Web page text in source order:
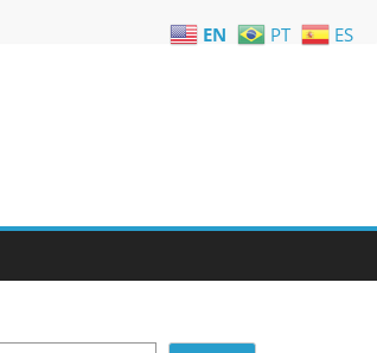
EN PT ES